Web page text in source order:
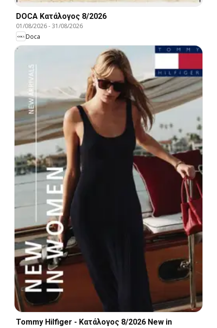
DOCA Kατάλογος 8/2026
01/08/2026-31/08/2026
Doca
Tommy Hilfiger - Kατάλογος 8/2026 New in